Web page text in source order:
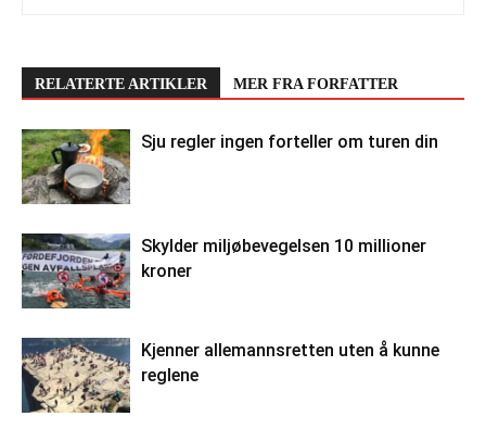
RELATERTE ARTIKLER MER FRA FORFATTER
Sju regler ingen forteller om turen din
Skylder miljøbevegelsen 10 millioner
kroner
Kjenner allemannsretten uten å kunne
reglene